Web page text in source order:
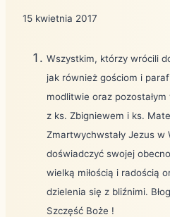
15 kwietnia 2017
Wszystkim, którzy wrócili
jak również gościom i
modlitwie oraz
z ks. Zbigniewem i ks.
Zmartwychwstały Jezus w
doświadczyć swojej
wielką miłością i radością
dzielenia się z bliźnimi.
Szczęść Boże !